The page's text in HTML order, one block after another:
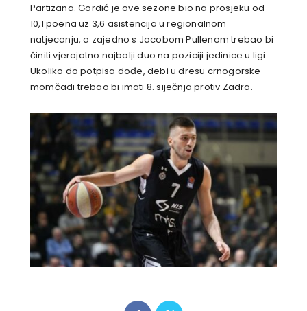
Partizana. Gordić je ove sezone bio na prosjeku od
10,1 poena uz 3,6 asistencija u regionalnom
natjecanju, a zajedno s Jacobom Pullenom trebao bi
činiti vjerojatno najbolji duo na poziciji jedinice u ligi.
Ukoliko do potpisa dođe, debi u dresu crnogorske
momčadi trebao bi imati 8. siječnja protiv Zadra.